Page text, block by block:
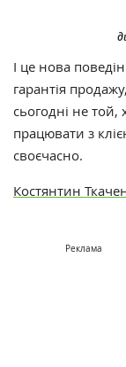
І це нова
гарантія
сьогодні не той,
працювати з
своєчасно.
Костянтин
Реклама